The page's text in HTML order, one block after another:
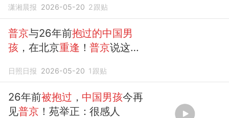
潇湘晨报 2026-05-20 2跟贴
普京与26年前抱过的中国男
孩 ，在北京重逢 ！普京说这是
来了
日照日报 2026-05-20 1 跟贴
26年前被抱过 ， 中国男孩今再
见普京 ！苑举正：很感人